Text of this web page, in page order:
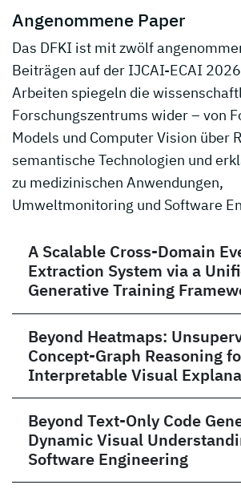
Angenommene Paper
Das DFKI ist mit zwölf
Beiträgen auf der IJCAI-ECAI
Arbeiten spiegeln die
Forschungszentrums wider – von
Models und Computer Vision über
semantische Technologien und
zu medizinischen Anwendungen,
Umweltmonitoring und Software
A Scalable Cross-Domain
Extraction System via a
Generative Training
Beyond Heatmaps:
Concept-Graph Reasoning
Interpretable Visual
Beyond Text-Only Code
Dynamic Visual
Software Engineering